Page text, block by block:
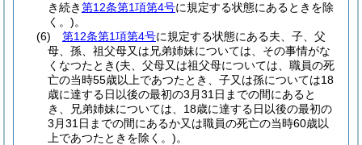
き続き第12条第1項第4号に規定する状態にあるときを除
く。)。
(6)
第12条第1項第4号に規定する状態にある夫、子、父
母、孫、祖父母又は兄弟姉妹については、その事情がな
くなつたとき(夫、父母又は祖父母については、職員の死
亡の当時55歳以上であつたとき、子又は孫については18
歳に達する日以後の最初の3月31日までの間にあると
き、兄弟姉妹については、18歳に達する日以後の最初の
3月31日までの間にあるか又は職員の死亡の当時60歳以
上であつたときを除く。)。